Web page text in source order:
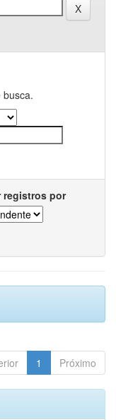
busca.
registros por
1 Próximo